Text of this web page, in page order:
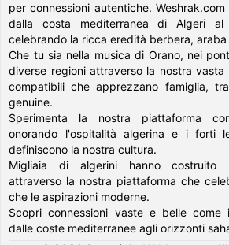
per connessioni autentiche.
dalla costa mediterranea di Algeri al
celebrando la ricca eredità berbera,
Che tu sia nella musica di Orano, nei
diverse regioni attraverso la nostra vasta
compatibili che apprezzano famiglia,
genuine.
Sperimenta la nostra piattaforma
onorando l'ospitalità algerina e i forti
definiscono la nostra cultura.
Migliaia di algerini hanno costruito
attraverso la nostra piattaforma che
che le aspirazioni moderne.
Scopri connessioni vaste e belle come
dalle coste mediterranee agli orizzonti